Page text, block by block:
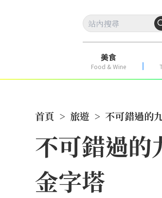
美食
Food & Wine
首頁 > 旅遊 > 不可錯過的
不可錯過的
金字塔